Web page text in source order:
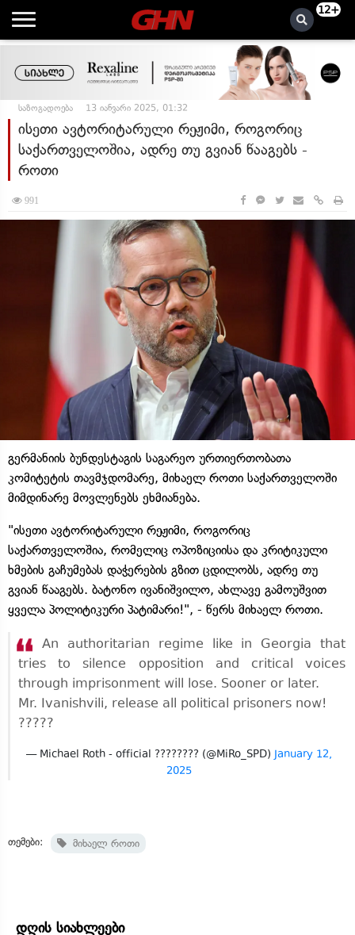
12+
საზოგადოება 13 იანვარი 2025, 01:32
ისეთი ავტორიტარული რეჟიმი, როგორიც
საქართველოშია, ადრე თუ გვიან წააგებს -
როთი
991
გერმანიის ბუნდესტაგის საგარეო ურთიერთობათა
კომიტეტის თავმჯდომარე, მიხაელ როთი საქართველოში
მიმდინარე მოვლენებს ეხმიანება.
"ისეთი ავტორიტარული რეჟიმი, როგორიც
საქართველოშია, რომელიც ოპოზიციისა და კრიტიკული
ხმების გაჩუმებას დაჭერების გზით ცდილობს, ადრე თუ
გვიან წააგებს. ბატონო ივანიშვილო, ახლავე გამოუშვით
ყველა პოლიტიკური პატიმარი!", - წერს მიხაელ როთი.
An authoritarian regime like in Georgia that
tries to silence opposition and critical voices
through imprisonment will lose. Sooner or later.
Mr. Ivanishvili, release all political prisoners now!
?????
— Michael Roth - official ???????? (@MiRo_SPD) January 12,
2025
თემები: მიხაელ როთი
დღის სიახლეები